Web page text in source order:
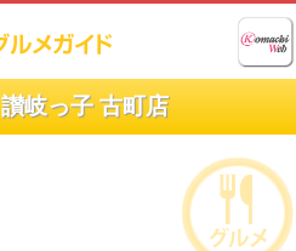
讃岐っ子 古町店